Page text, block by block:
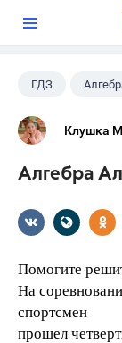
ГДЗ
Клушка
Алгебра
Помогите
На
спортсмен
прошел